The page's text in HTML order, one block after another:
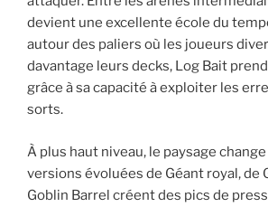
devient une excellente école du
autour des paliers où les joueurs
davantage leurs decks, Log Bait
grâce à sa capacité à exploiter les
sorts.
À plus haut niveau, le paysage
versions évoluées de Géant royal, de
Goblin Barrel créent des pics de